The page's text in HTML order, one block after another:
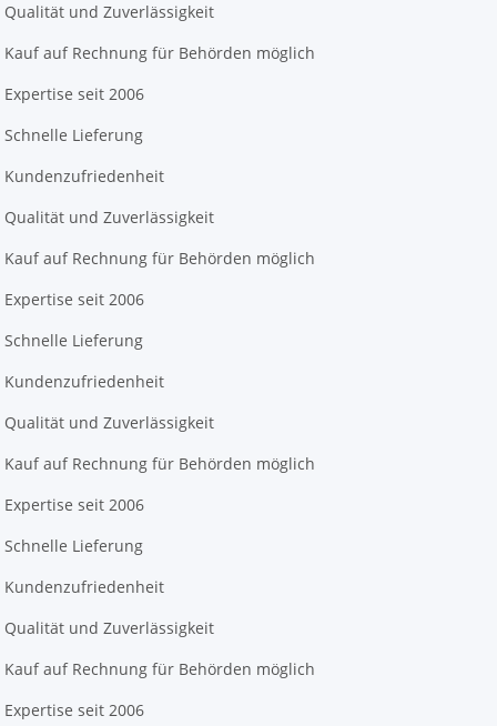
Qualität und Zuverlässigkeit
Kauf auf Rechnung für Behörden möglich
Expertise seit 2006
Schnelle Lieferung
Kundenzufriedenheit
Qualität und Zuverlässigkeit
Kauf auf Rechnung für Behörden möglich
Expertise seit 2006
Schnelle Lieferung
Kundenzufriedenheit
Qualität und Zuverlässigkeit
Kauf auf Rechnung für Behörden möglich
Expertise seit 2006
Schnelle Lieferung
Kundenzufriedenheit
Qualität und Zuverlässigkeit
Kauf auf Rechnung für Behörden möglich
Expertise seit 2006